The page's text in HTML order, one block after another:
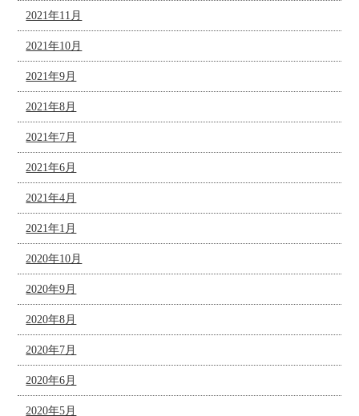
2021年11月
2021年10月
2021年9月
2021年8月
2021年7月
2021年6月
2021年4月
2021年1月
2020年10月
2020年9月
2020年8月
2020年7月
2020年6月
2020年5月